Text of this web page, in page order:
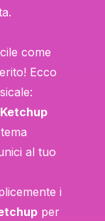
come
Ecco
al tuo
i
per